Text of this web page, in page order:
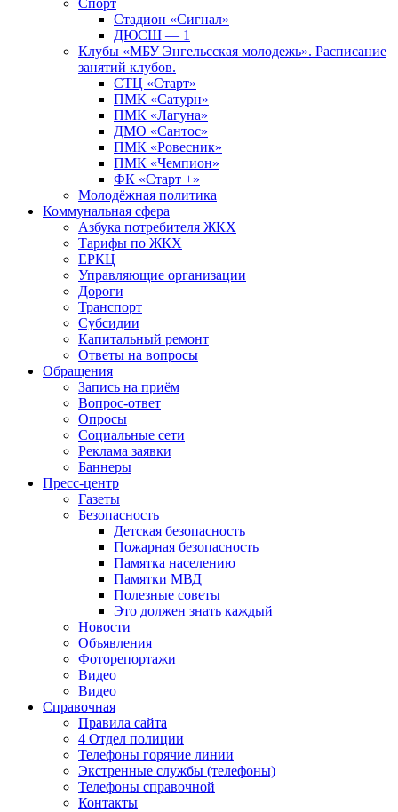
Спорт
Стадион «Сигнал»
ДЮСШ — 1
Клубы «МБУ Энгельсская молодежь». Расписание
занятий клубов.
СТЦ «Старт»
ПМК «Сатурн»
ПМК «Лагуна»
ДМО «Сантос»
ПМК «Ровесник»
ПМК «Чемпион»
ФК «Старт +»
Молодёжная политика
Коммунальная сфера
Азбука потребителя ЖКХ
Тарифы по ЖКХ
ЕРКЦ
Управляющие организации
Дороги
Транспорт
Субсидии
Капитальный ремонт
Ответы на вопросы
Обращения
Запись на приём
Вопрос-ответ
Опросы
Социальные сети
Реклама заявки
Баннеры
Пресс-центр
Газеты
Безопасность
Детская безопасность
Пожарная безопасность
Памятка населению
Памятки МВД
Полезные советы
Это должен знать каждый
Новости
Объявления
Фоторепортажи
Видео
Видео
Справочная
Правила сайта
4 Отдел полиции
Телефоны горячие линии
Экстренные службы (телефоны)
Телефоны справочной
Контакты